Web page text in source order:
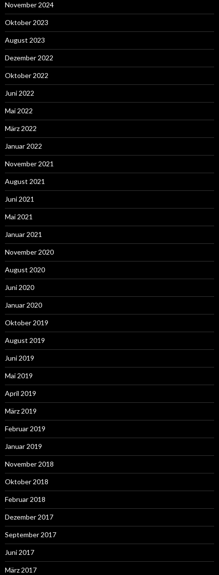
November 2024
Oktober 2023
August 2023
Dezember 2022
Oktober 2022
Juni 2022
Mai 2022
März 2022
Januar 2022
November 2021
August 2021
Juni 2021
Mai 2021
Januar 2021
November 2020
August 2020
Juni 2020
Januar 2020
Oktober 2019
August 2019
Juni 2019
Mai 2019
April 2019
März 2019
Februar 2019
Januar 2019
November 2018
Oktober 2018
Februar 2018
Dezember 2017
September 2017
Juni 2017
März 2017